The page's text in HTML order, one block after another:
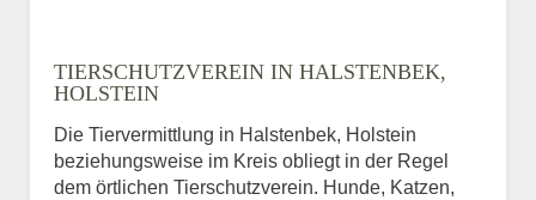
TIERSCHUTZVEREIN IN HALSTENBEK,
HOLSTEIN
Die Tiervermittlung in Halstenbek, Holstein
beziehungsweise im Kreis obliegt in der Regel
dem örtlichen Tierschutzverein. Hunde, Katzen,